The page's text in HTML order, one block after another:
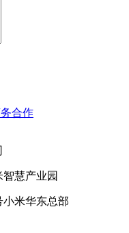
合作
慧产业园
米华东总部